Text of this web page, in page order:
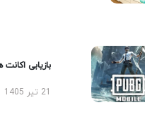
بازیابی